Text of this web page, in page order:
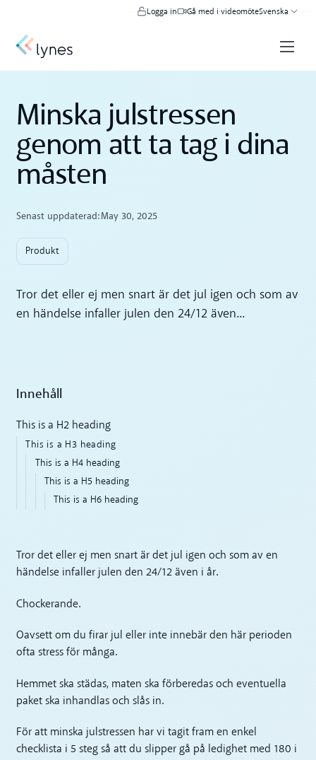
Logga in Gå med i videomöteSvenska
Minska julstressen
genom att ta tag i dina
måsten
Senast uppdaterad:May 30, 2025
Produkt
Tror det eller ej men snart är det jul igen och som av
en händelse infaller julen den 24/12 även...
Innehåll
This is a H2 heading
This is a H3 heading
This is a H4 heading
This is a H5 heading
This is a H6 heading
Tror det eller ej men snart är det jul igen och som av en
händelse infaller julen den 24/12 även i år.
Chockerande.
Oavsett om du firar jul eller inte innebär den här perioden
ofta stress för många.
Hemmet ska städas, maten ska förberedas och eventuella
paket ska inhandlas och slås in.
För att minska julstressen har vi tagit fram en enkel
checklista i 5 steg så att du slipper gå på ledighet med 180 i